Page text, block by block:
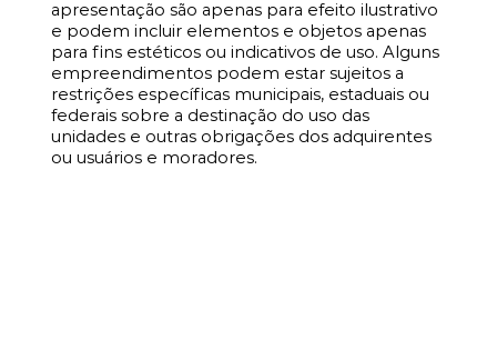
apresentação são apenas para efeito ilustrativo
e podem incluir elementos e objetos apenas
para fins estéticos ou indicativos de uso. Alguns
empreendimentos podem estar sujeitos a
restrições específicas municipais, estaduais ou
federais sobre a destinação do uso das
unidades e outras obrigações dos adquirentes
ou usuários e moradores.